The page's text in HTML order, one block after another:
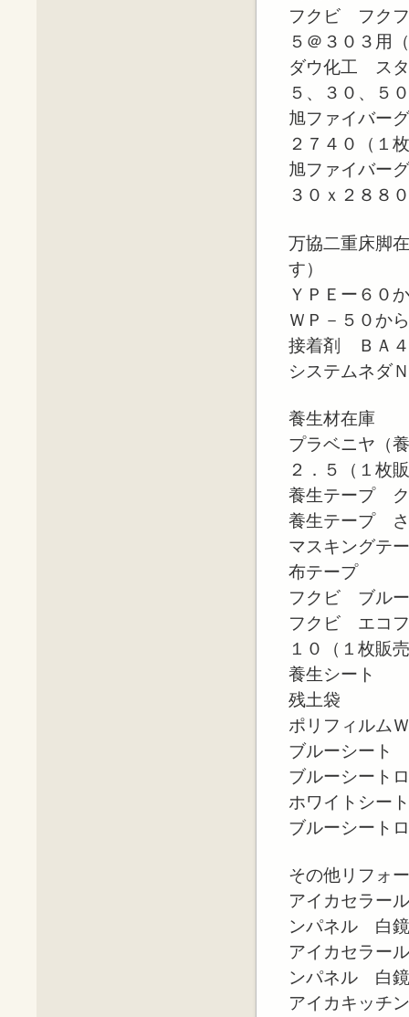
フクビ フク
５＠３０３用
ダウ化工 ス
５、３０、５０
旭ファイバー
２７４０（１
旭ファイバー
３０ｘ２８８
万協二重床脚
す）
ＹＰＥー６０
ＷＰ－５０か
接着剤 ＢＡ
システムネダ
養生材在庫
プラベニヤ（
２．５（１枚
養生テープ
養生テープ
マスキングテ
布テープ
フクビ ブル
フクビ エコ
１０（１枚販
養生シート
残土袋
ポリフィルム
ブルーシート
ブルーシート
ホワイトシー
ブルーシート
その他リフォ
アイカセラー
ンパネル 白
アイカセラー
ンパネル 白
アイカキッチ